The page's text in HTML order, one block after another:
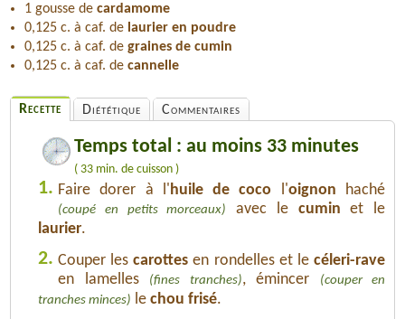
1 gousse de cardamome
0,125 c. à caf. de laurier en poudre
0,125 c. à caf. de graines de cumin
0,125 c. à caf. de cannelle
Recette Diététique Commentaires
Temps total : au moins 33 minutes
( 33 min. de cuisson )
1. Faire dorer à l' huile de coco l'oignon haché
(coupé en petits morceaux) avec le cumin et le
laurier.
2. Couper lescarottes en rondelles et lecéleri-rave
en lamelles
(fines tranches), émincer
(couper en
tranches minces) le chou frisé.